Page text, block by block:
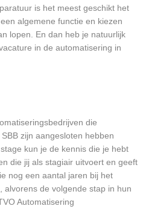
is het meest geschikt het
algemene functie en kiezen
lopen. En dan heb je natuurlijk
in de automatisering in
die
zijn aangesloten hebben
kun je de kennis die je hebt
die jij als stagiair uitvoert en geeft
nog een aantal jaren bij het
alvorens de volgende stap in hun
Automatisering